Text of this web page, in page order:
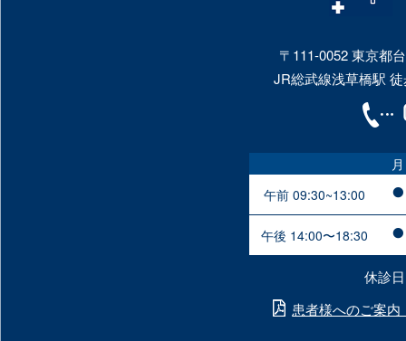
〒111-0052 東京都
JR総武線浅草橋駅
月
午前 09:30~13:00
午後 14:00〜18:30
休診
患者様へのご案